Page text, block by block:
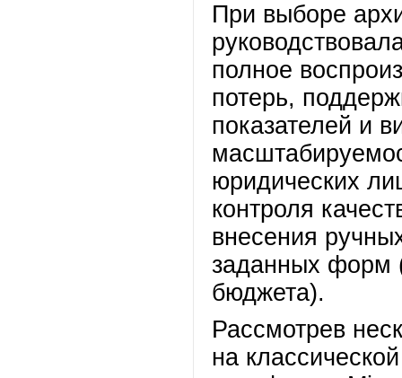
При выборе
полное
потерь,
показателей и
юридических
контроля
внесения
заданных форм
бюджета).
Рассмотрев
на